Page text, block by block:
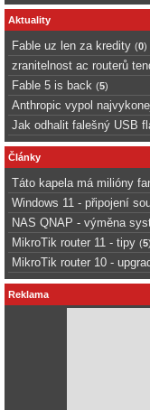
Aktuality
Fable uz len za kredity (0)
zranitelnost ac routerů
Fable 5 is back (5)
Anthropic vypol
Jak odhalit falešný USB
Články
Táto kapela má milióny
Windows 11 - připojení
NAS QNAP - výměna
MikroTik router 11 - tipy (5)
MikroTik router 10 -
Reklama